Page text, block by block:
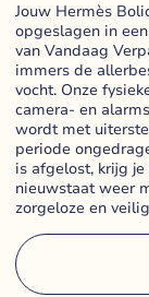
Jouw Hermès
opgeslagen in
van Vandaag
immers de
vocht. Onze
camera- en
wordt met
periode
is afgelost, krijg
nieuwstaat weer
zorgeloze en